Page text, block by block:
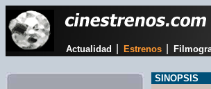
Actualidad Estrenos
SINOPSIS